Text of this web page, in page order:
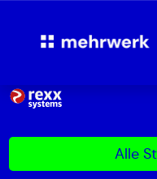
Deutsch
Jobs
Alle